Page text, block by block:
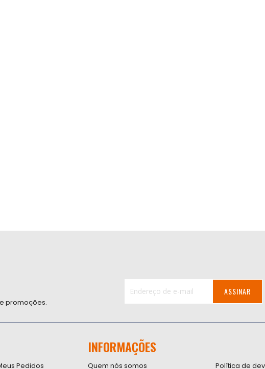
promoções.
nossa
Newsletter:
ASSINAR
Pedidos
INFORMAÇÕES
Quem nós somos Política de